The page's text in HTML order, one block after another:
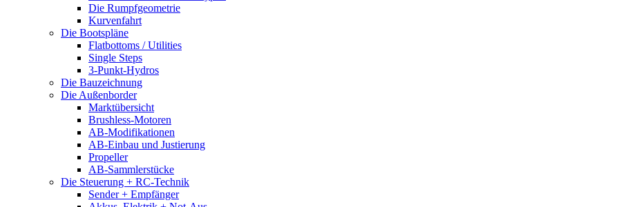
Die Rumpfgeometrie
Kurvenfahrt
Die Bootspläne
Flatbottoms / Utilities
Single Steps
3-Punkt-Hydros
Die Bauzeichnung
Die Außenborder
Marktübersicht
Brushless-Motoren
AB-Modifikationen
AB-Einbau und Justierung
Propeller
AB-Sammlerstücke
Die Steuerung + RC-Technik
Sender + Empfänger